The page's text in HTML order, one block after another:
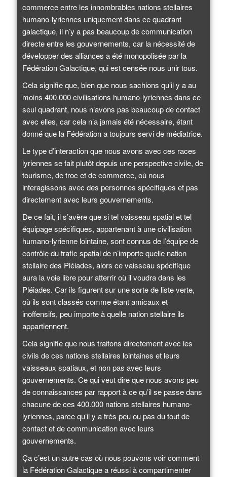
commerce entre les innombrables nations stellaires
humano-lyriennes uniquement dans ce quadrant
galactique, il n’y a pas beaucoup de communication
directe entre les gouvernements, car la nécessité de
développer des alliances a été monopolisée par la
Fédération Galactique, qui est censée nous unir tous.
Cela signifie que, bien que nous sachions qu’il y a au
moins 400.000 civilisations humano-lyriennes dans ce
seul quadrant, nous n’avons pas beaucoup de contact
avec elles, car cela n’a jamais été nécessaire, étant
donné que la Fédération a toujours servi de médiatrice.
Le type d’interaction que nous avons avec ces races
lyriennes se fait plutôt depuis une perspective civile, de
tourisme, de troc et de commerce, où nous
interagissons avec des personnes spécifiques et pas
directement avec leurs gouvernements.
De ce fait, il s’avère que si tel vaisseau spatial et tel
équipage spécifiques, appartenant à une civilisation
humano-lyrienne lointaine, sont connus de l’équipe de
contrôle du trafic spatial de n’importe quelle nation
stellaire des Pléiades, alors ce vaisseau spécifique
aura la voie libre pour atterrir où il voudra dans les
Pléiades. Car ils figurent sur une sorte de liste verte,
où ils sont classés comme étant amicaux et
inoffensifs, peu importe à quelle nation stellaire ils
appartiennent.
Cela signifie que nous traitons directement avec les
civils de ces nations stellaires lointaines et leurs
vaisseaux spatiaux, et non pas avec leurs
gouvernements. Ce qui veut dire que nous avons peu
de connaissances par rapport à ce qu’il se passe dans
chacune de ces 400.000 nations stellaires humano-
lyriennes, parce qu’il y a très peu ou pas du tout de
contact et de communication avec leurs
gouvernements.
Ça c’est un autre cas où nous pouvons voir comment
la Fédération Galactique a réussi à compartimenter